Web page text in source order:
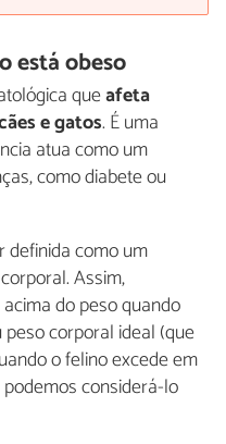
está obeso
queafeta
e gatos. É uma
atua como um
como diabete ou
definida como um
Assim,
do peso quando
corporal ideal (que
o felino excede em
considerá-lo